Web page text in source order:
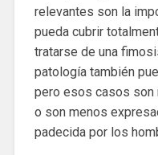
relevantes son la
pueda cubrir
tratarse de una
patología también
pero esos casos son
o son menos
padecida por los